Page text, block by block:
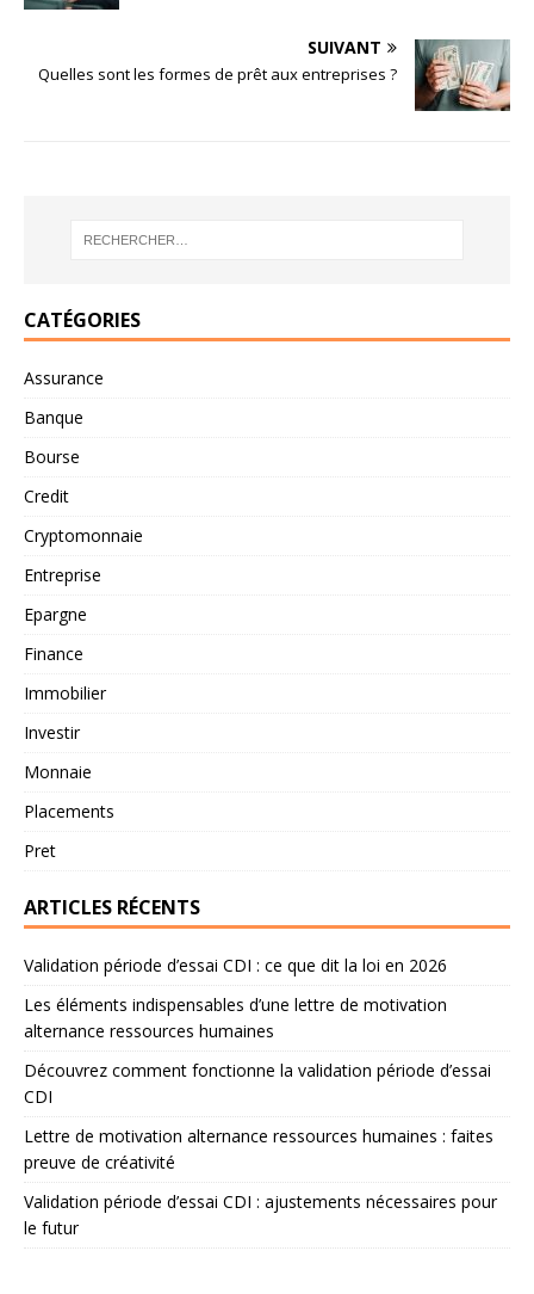
SUIVANT
Quelles sont les formes de prêt aux entreprises ?
CATÉGORIES
Assurance
Banque
Bourse
Credit
Cryptomonnaie
Entreprise
Epargne
Finance
Immobilier
Investir
Monnaie
Placements
Pret
ARTICLES RÉCENTS
Validation période d’essai CDI : ce que dit la loi en 2026
Les éléments indispensables d’une lettre de motivation
alternance ressources humaines
Découvrez comment fonctionne la validation période d’essai
CDI
Lettre de motivation alternance ressources humaines : faites
preuve de créativité
Validation période d’essai CDI : ajustements nécessaires pour
le futur